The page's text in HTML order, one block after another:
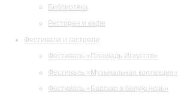
Библиотека
Ресторан и кафе
Фестивали и гастроли
Фестиваль «Площадь Искусств»
Фестиваль «Музыкальная коллекция»
Фестиваль «Барокко в белую ночь»